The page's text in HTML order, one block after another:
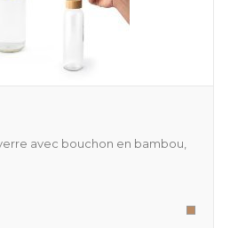
avec bouchon en bambou,